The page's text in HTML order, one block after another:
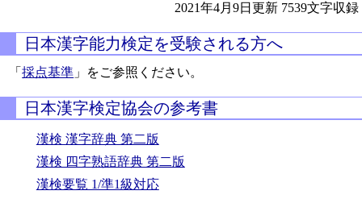
2021年4月9日更新 7539文字収録
日本漢字能力検定を受験される方へ
「採点基準 」をご参照ください。
日本漢字検定協会の参考書
漢検 漢字辞典 第二版
漢検 四字熟語辞典 第二版
漢検要覧 1/準1級対応